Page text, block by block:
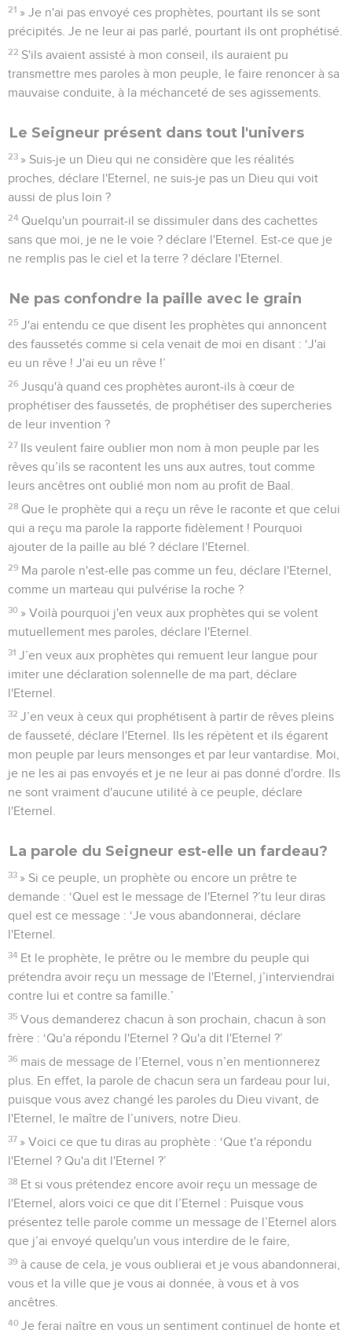
21 » Je n'ai pas envoyé ces prophètes, pourtant ils se sont
précipités. Je ne leur ai pas parlé, pourtant ils ont prophétisé.
22 S'ils avaient assisté à mon conseil, ils auraient pu
transmettre mes paroles à mon peuple, le faire renoncer à sa
mauvaise conduite, à la méchanceté de ses agissements.
Le Seigneur présent dans tout l'univers
23 » Suis-je un Dieu qui ne considère que les réalités
proches, déclare l'Eternel, ne suis-je pas un Dieu qui voit
aussi de plus loin ?
24 Quelqu'un pourrait-il se dissimuler dans des cachettes
sans que moi, je ne le voie ? déclare l'Eternel. Est-ce que je
ne remplis pas le ciel et la terre ? déclare l'Eternel.
Ne pas confondre la paille avec le grain
25 J'ai entendu ce que disent les prophètes qui annoncent
des faussetés comme si cela venait de moi en disant : ‘J'ai
eu un rêve ! J'ai eu un rêve !’
26 Jusqu'à quand ces prophètes auront-ils à cœur de
prophétiser des faussetés, de prophétiser des supercheries
de leur invention ?
27 Ils veulent faire oublier mon nom à mon peuple par les
rêves qu’ils se racontent les uns aux autres, tout comme
leurs ancêtres ont oublié mon nom au profit de Baal.
28 Que le prophète qui a reçu un rêve le raconte et que celui
qui a reçu ma parole la rapporte fidèlement ! Pourquoi
ajouter de la paille au blé ? déclare l'Eternel.
29 Ma parole n'est-elle pas comme un feu, déclare l'Eternel,
comme un marteau qui pulvérise la roche ?
30 » Voilà pourquoi j'en veux aux prophètes qui se volent
mutuellement mes paroles, déclare l'Eternel.
31 J’en veux aux prophètes qui remuent leur langue pour
imiter une déclaration solennelle de ma part, déclare
l'Eternel.
32 J’en veux à ceux qui prophétisent à partir de rêves pleins
de fausseté, déclare l'Eternel. Ils les répètent et ils égarent
mon peuple par leurs mensonges et par leur vantardise. Moi,
je ne les ai pas envoyés et je ne leur ai pas donné d'ordre. Ils
ne sont vraiment d'aucune utilité à ce peuple, déclare
l'Eternel.
La parole du Seigneur est-elle un fardeau?
33 » Si ce peuple, un prophète ou encore un prêtre te
demande : ‘Quel est le message de l'Eternel ?’tu leur diras
quel est ce message : ‘Je vous abandonnerai, déclare
l'Eternel.
34 Et le prophète, le prêtre ou le membre du peuple qui
prétendra avoir reçu un message de l'Eternel, j’interviendrai
contre lui et contre sa famille.’
35 Vous demanderez chacun à son prochain, chacun à son
frère : ‘Qu'a répondu l'Eternel ? Qu'a dit l'Eternel ?’
36 mais de message de l’Eternel, vous n’en mentionnerez
plus. En effet, la parole de chacun sera un fardeau pour lui,
puisque vous avez changé les paroles du Dieu vivant, de
l'Eternel, le maître de l’univers, notre Dieu.
37 » Voici ce que tu diras au prophète : ‘Que t'a répondu
l'Eternel ? Qu'a dit l'Eternel ?’
38 Et si vous prétendez encore avoir reçu un message de
l'Eternel, alors voici ce que dit l’Eternel : Puisque vous
présentez telle parole comme un message de l’Eternel alors
que j’ai envoyé quelqu'un vous interdire de le faire,
39 à cause de cela, je vous oublierai et je vous abandonnerai,
vous et la ville que je vous ai donnée, à vous et à vos
ancêtres.
40 Je ferai naître en vous un sentiment continuel de honte et